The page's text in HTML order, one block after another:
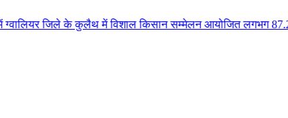
विशाल किसान सम्मेलन आयोजित लगभग 87.21 करोड़ लागत